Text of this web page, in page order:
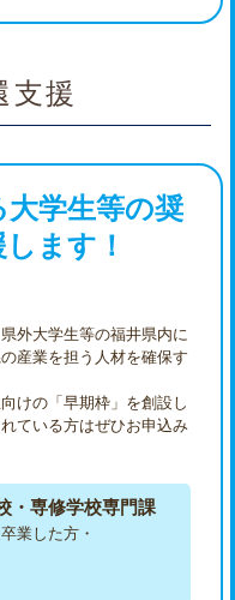
支援
大学生等の奨
ます！
外大学生等の福井県内に
産業を担う人材を確保す
けの「早期枠」を創設し
ている方はぜひお申込み
・専修学校専門課
業した方・